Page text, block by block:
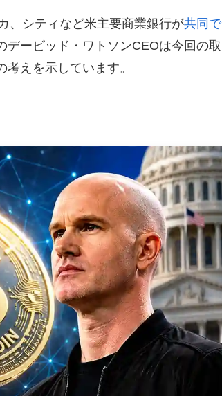
、シティなど米主要商業銀行が共同で
ービッド・ワトソンCEOは今回の取
えを示しています。